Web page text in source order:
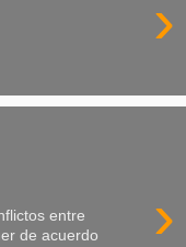
›
›
entre
de acuerdo